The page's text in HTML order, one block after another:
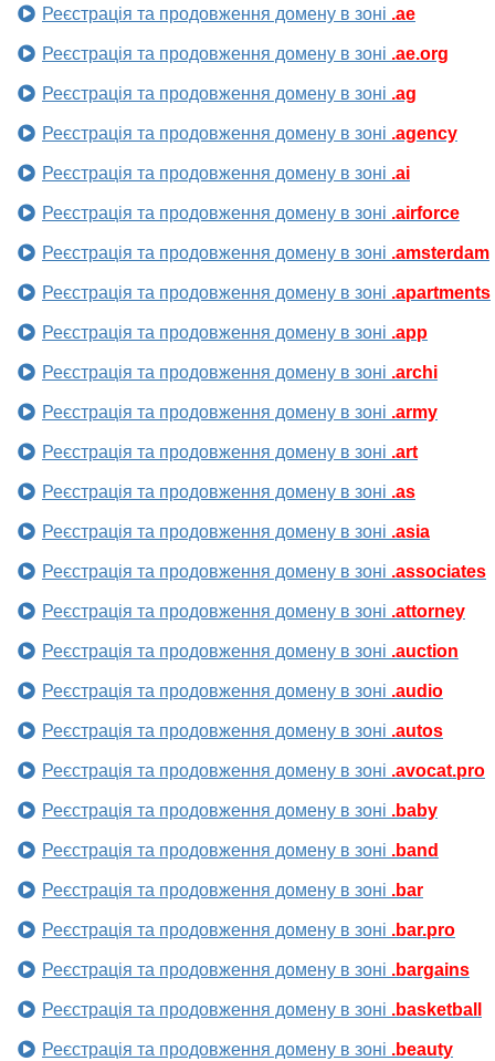
Реєстрація та продовження домену в зоні .ae
Реєстрація та продовження домену в зоні .ae.org
Реєстрація та продовження домену в зоні .ag
Реєстрація та продовження домену в зоні .agency
Реєстрація та продовження домену в зоні .ai
Реєстрація та продовження домену в зоні .airforce
Реєстрація та продовження домену в зоні .amsterdam
Реєстрація та продовження домену в зоні .apartments
Реєстрація та продовження домену в зоні .app
Реєстрація та продовження домену в зоні .archi
Реєстрація та продовження домену в зоні .army
Реєстрація та продовження домену в зоні .art
Реєстрація та продовження домену в зоні .as
Реєстрація та продовження домену в зоні .asia
Реєстрація та продовження домену в зоні .associates
Реєстрація та продовження домену в зоні .attorney
Реєстрація та продовження домену в зоні .auction
Реєстрація та продовження домену в зоні .audio
Реєстрація та продовження домену в зоні .autos
Реєстрація та продовження домену в зоні .avocat.pro
Реєстрація та продовження домену в зоні .baby
Реєстрація та продовження домену в зоні .band
Реєстрація та продовження домену в зоні .bar
Реєстрація та продовження домену в зоні .bar.pro
Реєстрація та продовження домену в зоні .bargains
Реєстрація та продовження домену в зоні .basketball
Реєстрація та продовження домену в зоні .beauty